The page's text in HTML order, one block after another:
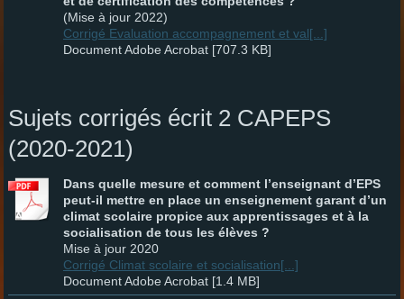
(Mise à jour 2022)
Corrigé Evaluation accompagnement et val[...]
Document Adobe Acrobat [707.3 KB]
Sujets corrigés écrit 2 CAPEPS
(2020-2021)
Dans quelle mesure et comment l’enseignant d’EPS
peut-il mettre en place un enseignement garant d’un
climat scolaire propice aux apprentissages et à la
socialisation de tous les élèves ?
Mise à jour 2020
Corrigé Climat scolaire et socialisation[...]
Document Adobe Acrobat [1.4 MB]